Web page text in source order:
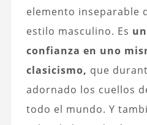
elemento inseparable
estilo masculino. Es
confianza en uno
clasicismo, que
adornado los cuellos
todo el mundo. Y